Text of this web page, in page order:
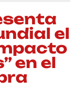
el
en el